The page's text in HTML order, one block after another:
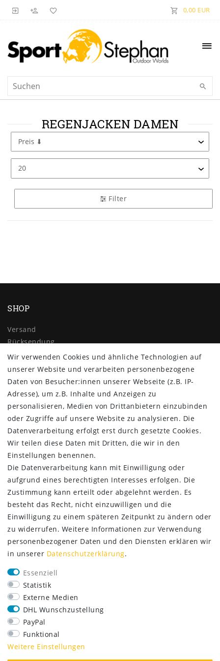
0,00 EUR
REGENJACKEN DAMEN
Filter
SHOP
Versand
Rücksendung
Widerrufs­recht
Impressum
Daten­schutz­erklärung
AGB
Kontakt
ZAHLUNG & VERSAND
SERVICE
Lieferung nur 2,95 €
Rücksendung kostenfrei
14 Tage Rückgaberecht
Kurze Lieferzeit
FOLGE UNS
Wir verwenden Cookies und ähnliche Technologien auf
unserer Website und verarbeiten personenbezogene
Daten von Besucher:innen unserer Webseite (z.B. IP-
Adresse), um z.B. Inhalte und Anzeigen zu
personalisieren, Medien von Drittanbietern einzubinden
oder Zugriffe auf unsere Website zu analysieren. Die
Datenverarbeitung erfolgt erst durch gesetzte Cookies.
Wir teilen diese Daten mit Dritten, die wir in den
Einstellungen benennen.
Die Datenverarbeitung kann mit Einwilligung oder
aufgrund eines berechtigten Interesses erfolgen. Die
Zustimmung kann erteilt oder abgelehnt werden. Es
besteht das Recht, nicht einzuwilligen und die
Einwilligung zu einem späteren Zeitpunkt zu ändern oder
zu widerrufen. Weitere Informationen zur Verwendung
personenbezogener Daten und den Diensten erklären wir
in unserer Daten­schutz­erklärung.
Essenziell
Statistik
Externe Medien
DHL Wunschzustellung
PayPal
Funktional
Weitere Einstellungen